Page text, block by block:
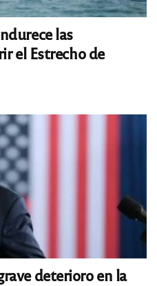
las
el Estrecho de
deterioro en la